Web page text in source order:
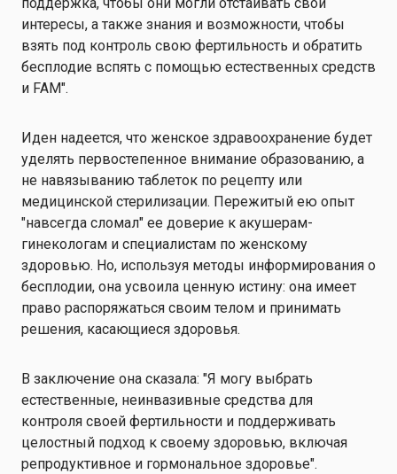
интересы, а также знания и возможности, чтобы
взять под контроль свою фертильность и обратить
бесплодие вспять с помощью естественных средств
и FAM".
Иден надеется, что женское здравоохранение будет
уделять первостепенное внимание образованию, а
не навязыванию таблеток по рецепту или
медицинской стерилизации. Пережитый ею опыт
"навсегда сломал" ее доверие к акушерам-
гинекологам и специалистам по женскому
здоровью. Но, используя методы информирования о
бесплодии, она усвоила ценную истину: она имеет
право распоряжаться своим телом и принимать
решения, касающиеся здоровья.
В заключение она сказала: "Я могу выбрать
естественные, неинвазивные средства для
контроля своей фертильности и поддерживать
целостный подход к своему здоровью, включая
репродуктивное и гормональное здоровье".